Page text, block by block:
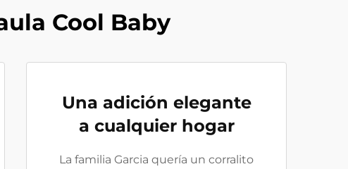
Cool Baby
Una adición elegante
a cualquier hogar
La familia Garcia quería un corralito